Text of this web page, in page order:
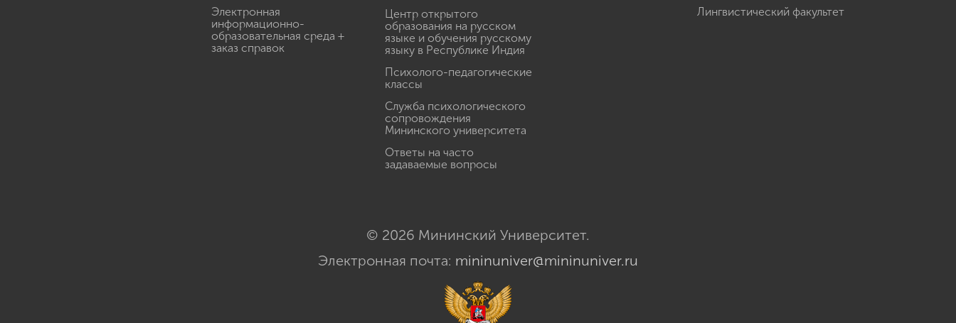
Электронная
информационно-
образовательная среда +
заказ справок
Центр открытого
образования на русском
языке и обучения русскому
языку в Республике Индия
Психолого-педагогические
классы
Служба психологического
сопровождения
Мининского университета
Ответы на часто
задаваемые вопросы
Лингвистический факультет
© 2026 Мининский Университет.
Электронная почта: mininuniver@mininuniver.ru